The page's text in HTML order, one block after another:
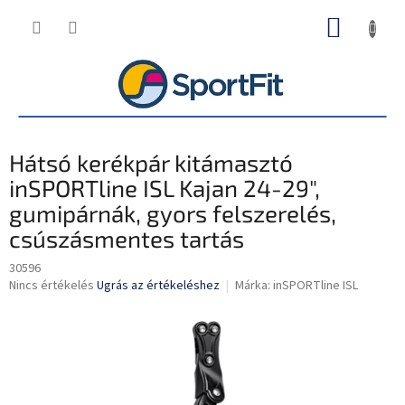
KOSÁR
Hátsó kerékpár kitámasztó
inSPORTline ISL Kajan 24-29",
gumipárnák, gyors felszerelés,
csúszásmentes tartás
30596
A
Nincs értékelés Ugrás az értékeléshez Márka: inSPORTline ISL